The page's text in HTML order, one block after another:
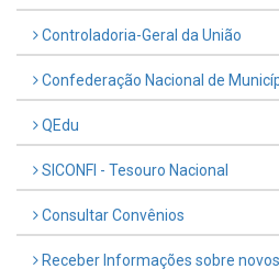
Controladoria-Geral da União
Confederação Nacional de
QEdu
SICONFI - Tesouro Nacional
Consultar Convênios
Receber Informações sobre